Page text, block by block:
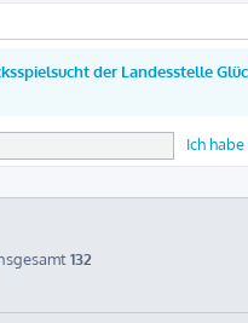
der Landesstelle
Ich
132